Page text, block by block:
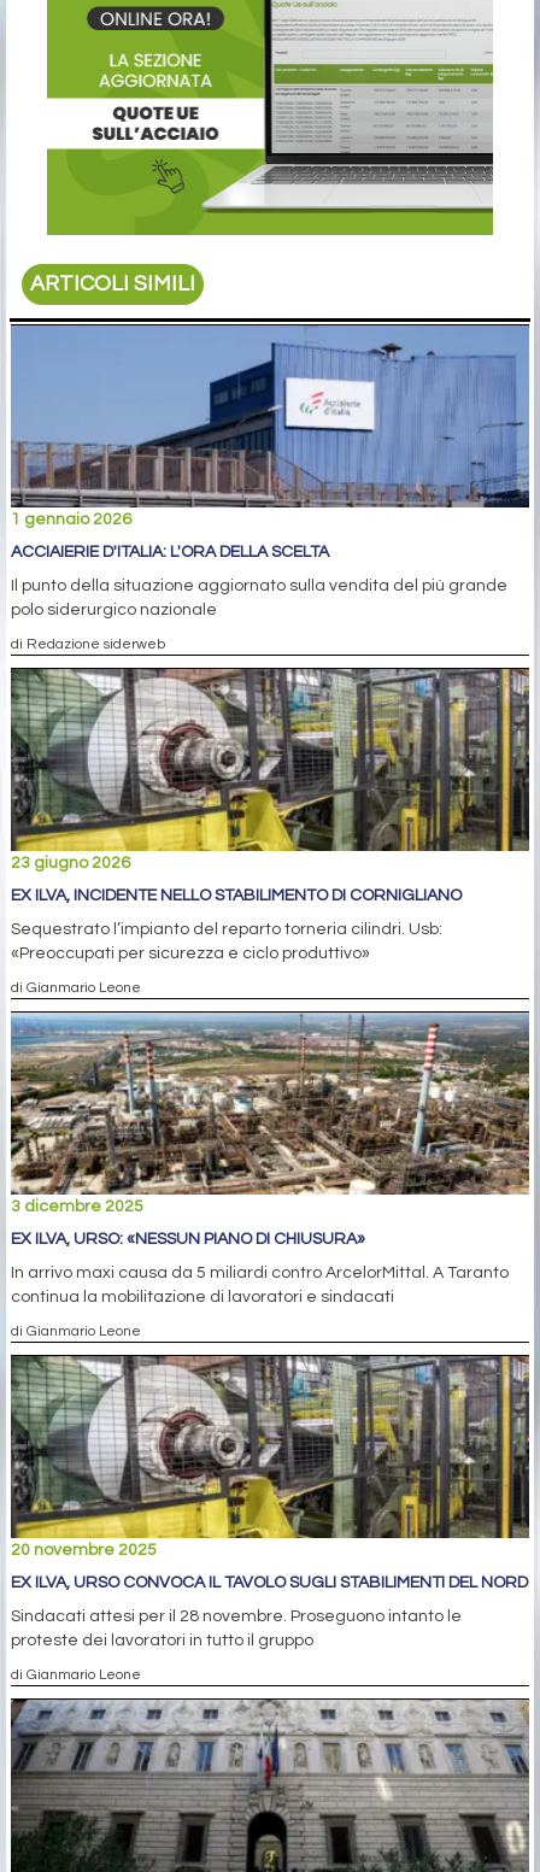
ARTICOLI SIMILI
1 gennaio 2026
ACCIAIERIE D'ITALIA: L'ORA DELLA SCELTA
Il punto della situazione aggiornato sulla vendita del più grande
polo siderurgico nazionale
di Redazione siderweb
23 giugno 2026
EX ILVA, INCIDENTE NELLO STABILIMENTO DI CORNIGLIANO
Sequestrato l’impianto del reparto torneria cilindri. Usb:
«Preoccupati per sicurezza e ciclo produttivo»
di Gianmario Leone
3 dicembre 2025
EX ILVA, URSO: «NESSUN PIANO DI CHIUSURA»
In arrivo maxi causa da 5 miliardi contro ArcelorMittal. A Taranto
continua la mobilitazione di lavoratori e sindacati
di Gianmario Leone
20 novembre 2025
EX ILVA, URSO CONVOCA IL TAVOLO SUGLI STABILIMENTI DEL NORD
Sindacati attesi per il 28 novembre. Proseguono intanto le
proteste dei lavoratori in tutto il gruppo
di Gianmario Leone